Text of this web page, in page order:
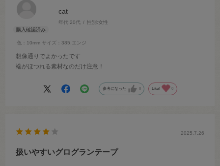
cat
年代:20代 性別:女性
色：10mm サイズ：385.エンジ
想像通りでよかったです
端がほつれる素材なのだけ注意！
参考になった 0 Like! 0
2025.7.26
扱いやすいグログランテープ